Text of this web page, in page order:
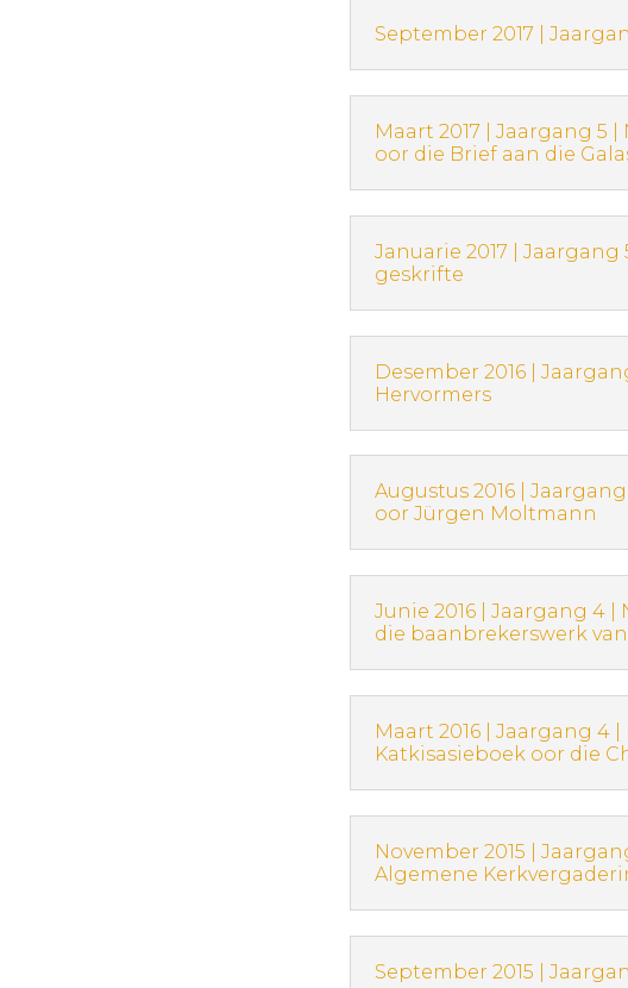
September 2017 |
Maart 2017 | Jaargang 5
oor die Brief aan die
Januarie 2017 | Jaargang
geskrifte
Desember 2016 |
Hervormers
Augustus 2016 |
oor Jürgen Moltmann
Junie 2016 | Jaargang 4
die baanbrekerswerk
Maart 2016 | Jaargang 4
Katkisasieboek oor die
November 2015 |
Algemene
September 2015 |